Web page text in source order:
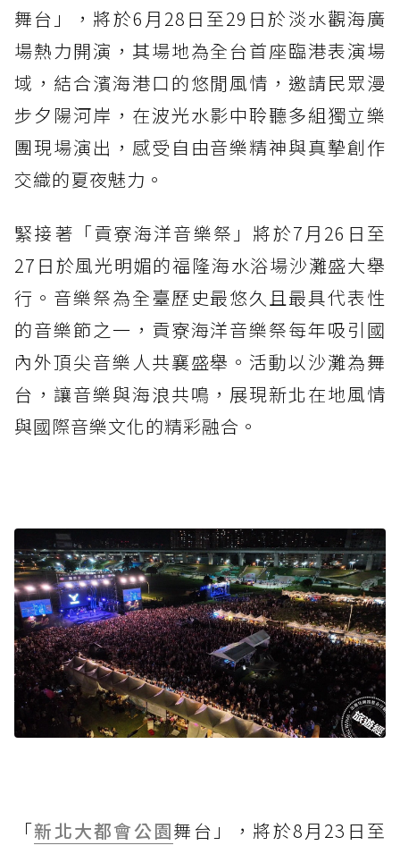
舞台」，將於6月28日至29日於淡水觀海廣
場熱力開演，其場地為全台首座臨港表演場
域，結合濱海港口的悠閒風情，邀請民眾漫
步夕陽河岸，在波光水影中聆聽多組獨立樂
團現場演出，感受自由音樂精神與真摯創作
交織的夏夜魅力。
緊接著「貢寮海洋音樂祭」將於7月26日至
27日於風光明媚的福隆海水浴場沙灘盛大舉
行。音樂祭為全臺歷史最悠久且最具代表性
的音樂節之一，貢寮海洋音樂祭每年吸引國
內外頂尖音樂人共襄盛舉。活動以沙灘為舞
台，讓音樂與海浪共鳴，展現新北在地風情
與國際音樂文化的精彩融合。
「新北大都會公園舞台」，將於8月23日至